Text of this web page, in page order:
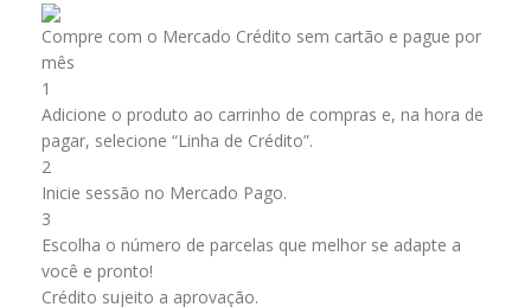
Compre com o Mercado Crédito sem cartão e pague por
mês
1
Adicione o produto ao carrinho de compras e, na hora de
pagar, selecione “Linha de Crédito”.
2
Inicie sessão no Mercado Pago.
3
Escolha o número de parcelas que melhor se adapte a
você e pronto!
Crédito sujeito a aprovação.